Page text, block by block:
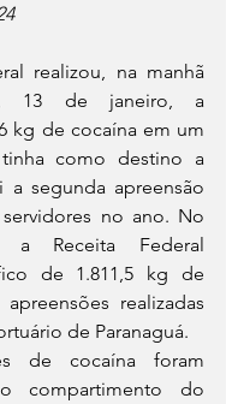
realizou, na manhã
13 de janeiro, a
kg de cocaína em um
como destino a
a segunda apreensão
no ano. No
a Receita Federal
de 1.811,5 kg de
realizadas
de Paranaguá.
de cocaína foram
compartimento do